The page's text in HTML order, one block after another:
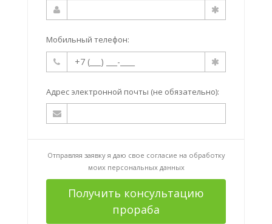
Мобильный телефон:
Адрес электронной почты (не обязательно):
Отправляя заявку я даю свое согласие на обработку
моих персональных данных
Получить консультацию
прораба